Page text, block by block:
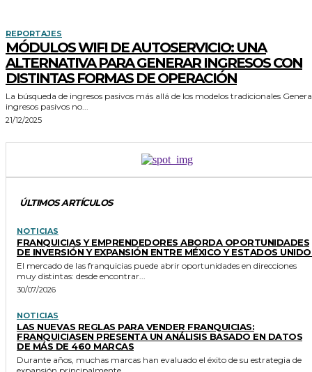
REPORTAJES
MÓDULOS WIFI DE AUTOSERVICIO: UNA
ALTERNATIVA PARA GENERAR INGRESOS CON
DISTINTAS FORMAS DE OPERACIÓN
La búsqueda de ingresos pasivos más allá de los modelos tradicionales Generar
ingresos pasivos no...
21/12/2025
ÚLTIMOS ARTÍCULOS
NOTICIAS
FRANQUICIAS Y EMPRENDEDORES ABORDA OPORTUNIDADES
DE INVERSIÓN Y EXPANSIÓN ENTRE MÉXICO Y ESTADOS
El mercado de las franquicias puede abrir oportunidades en direcciones
muy distintas: desde encontrar...
30/07/2026
NOTICIAS
LAS NUEVAS REGLAS PARA VENDER FRANQUICIAS:
FRANQUICIASEN PRESENTA UN ANÁLISIS BASADO EN DATOS
DE MÁS DE 460 MARCAS
Durante años, muchas marcas han evaluado el éxito de su estrategia de